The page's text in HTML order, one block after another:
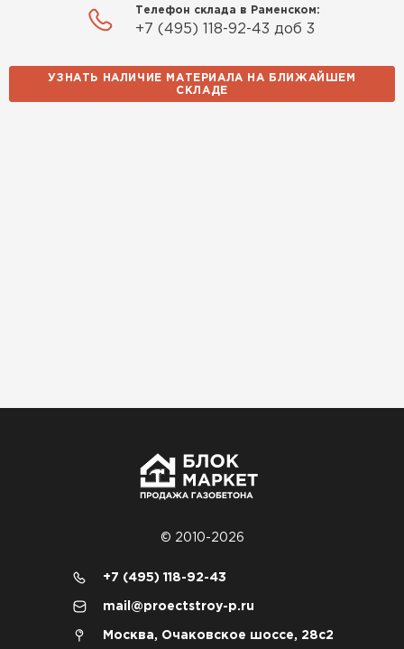
Павел Корнеев
14.10.2025
Использовали для строительства гаража и
объекте всё проверили брак не обнаружили
Денис Соловьёв
Брали под частный дом. Консультация по делу,
без навязывания. Доставку согласовали под
Телефон склада в Раменском:
+7 (495) 118-92-43 доб 3
УЗНАТЬ НАЛИЧИЕ МАТЕРИАЛА НА БЛИЖАЙШЕМ
СКЛАДЕ
© 2010-2026
+7 (495) 118-92-43
mail@proectstroy-p.ru
Москва, Очаковское шоссе, 28с2